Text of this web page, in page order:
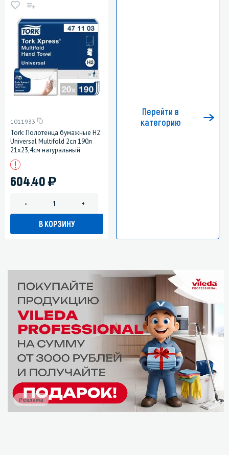
1011933
Tork: Полотенца бумажные H2
Universal Multifold 2сл 190л
21х23,4см натуральный
604.40)
- +
В КОРЗИНУ
Перейти в
категорию
Реклама